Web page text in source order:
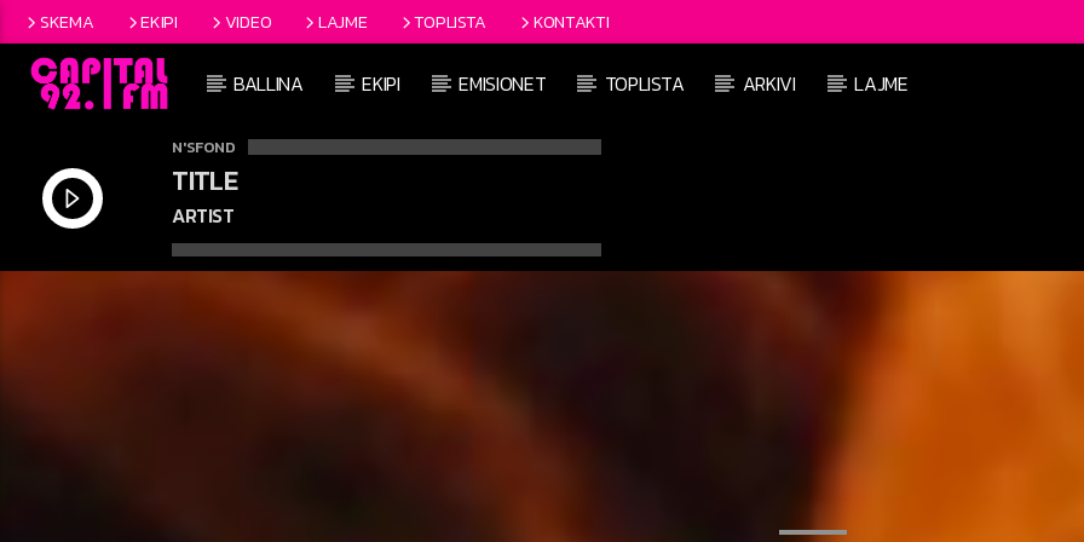
SKEMA EKIPI VIDEO LAJME TOPLISTA KONTAKTI
BALLINA EKIPI EMISIONET TOPLISTA ARKIVI LAJME
N'SFOND
TITLE
ARTIST